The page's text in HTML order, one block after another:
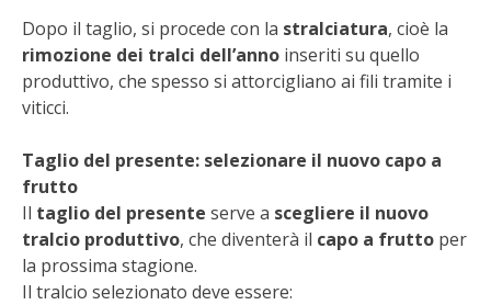
ARCHMAN
VITA IN CAMPAGNA LA FIERA
NATURALMENTE
I PARTNER DI VITA IN CAMPAGNA
RASIKAL
Dopo il taglio, si procede con la stralciatura, cioè la
rimozione dei tralci dell’anno inseriti su quello
produttivo, che spesso si attorcigliano ai fili tramite i
viticci.
Taglio del presente: selezionare il nuovo capo a
frutto
Il taglio del presente serve a scegliere il nuovo
tralcio produttivo, che diventerà il capo a frutto per
la prossima stagione.
Il tralcio selezionato deve essere: